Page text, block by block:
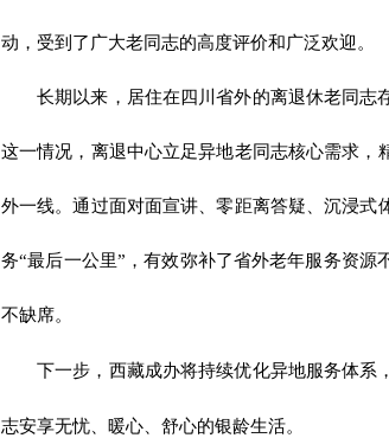
动，受到了广大老同志的高度评价和广泛欢迎。
长期以来，居住在四川省外的离退休老同志
这一情况，离退中心立足异地老同志核心需求
外一线。通过面对面宣讲、零距离答疑、沉浸
务“最后一公里”，有效弥补了省外老年服务资
不缺席。
下一步， 西藏成办将持续优化异地服务体系
志安享无忧、暖心、舒心的银龄生活。